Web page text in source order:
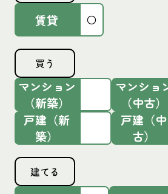
賃貸 〇
買う
マンション
（新築）
マンショ
（中古）
戸建（新
築）
戸建（中
古）
建てる